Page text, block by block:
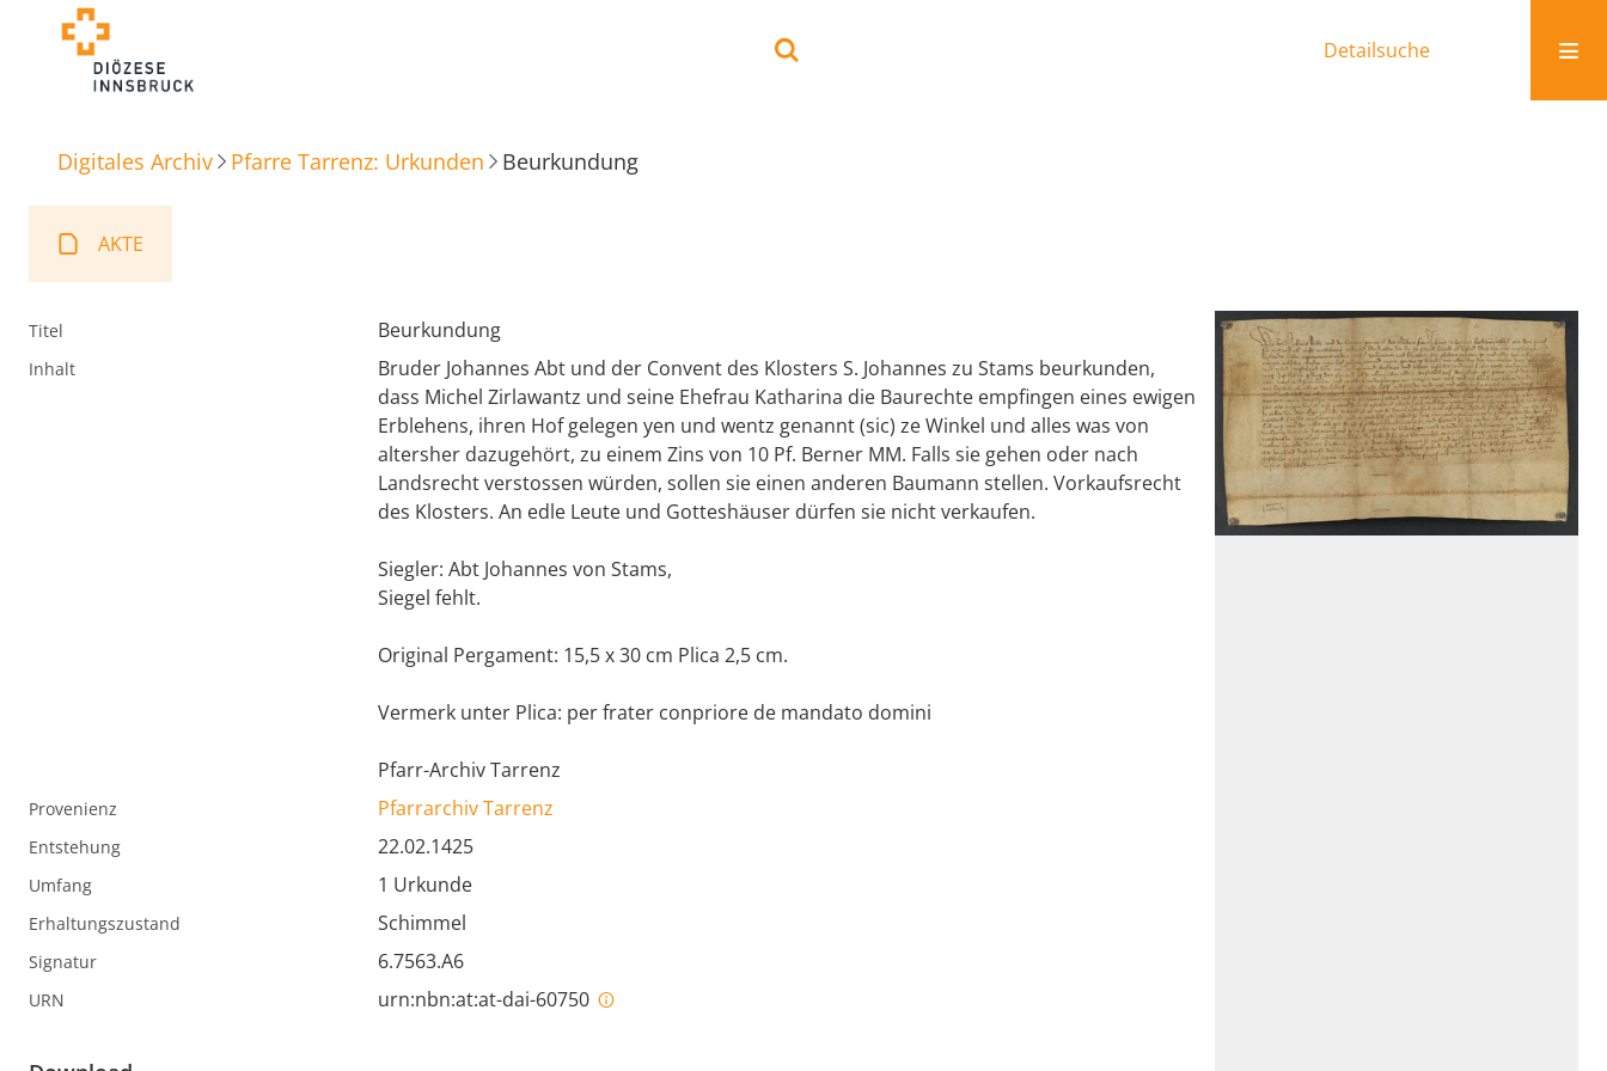
Detailsuche
Digitales Archiv Pfarre Tarrenz: Urkunden Beurkundung
AKTE
Titel Beurkundung
Inhalt
Bruder Johannes Abt und der Convent des Klosters S. Johannes zu Stams beurkunden,
dass Michel Zirlawantz und seine Ehefrau Katharina die Baurechte empfingen eines ewigen
Erblehens, ihren Hof gelegen yen und wentz genannt (sic) ze Winkel und alles was von
altersher dazugehört, zu einem Zins von 10 Pf. Berner MM. Falls sie gehen oder nach
Landsrecht verstossen würden, sollen sie einen anderen Baumann stellen. Vorkaufsrecht
des Klosters. An edle Leute und Gotteshäuser dürfen sie nicht verkaufen.
Siegler: Abt Johannes von Stams,
Siegel fehlt.
Original Pergament: 15,5 x 30 cm Plica 2,5 cm.
Vermerk unter Plica: per frater conpriore de mandato domini
Pfarr-Archiv Tarrenz
Provenienz Pfarrarchiv Tarrenz
Entstehung 22.02.1425
Umfang 1 Urkunde
Erhaltungszustand Schimmel
Signatur 6.7563.A6
URN urn:nbn:at:at-dai-60750